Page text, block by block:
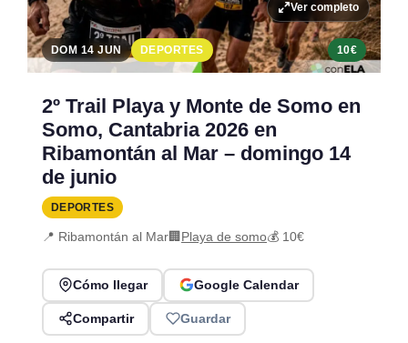
Ver completo
DOM 14 JUN DEPORTES 10€
2º Trail Playa y Monte de Somo en
Somo, Cantabria 2026 en
Ribamontán al Mar – domingo 14
de junio
DEPORTES
📍 Ribamontán al Mar🏢Playa de somo💰 10€
Cómo llegar Google Calendar
Compartir Guardar